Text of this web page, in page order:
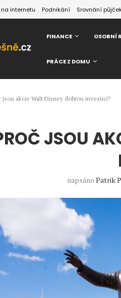
internetu Podnikání Srovnání
FINANCE OSOBNÍ
PRÁCE Z DOMU
jsou akcie Walt Disney dobrou investicí?
JSOU
napsáno Patrik